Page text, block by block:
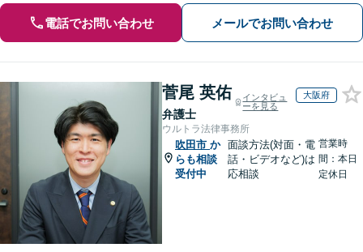
電話でお問い合わせ メールでお問い合わせ
菅尾 英佑
弁護士
インタビュ
ーを見る
大阪府
ウルトラ法律事務所
吹田市 か
らも相談
受付中
面談方法(対面・電
話・ビデオなど)は
応相談
営業時
間：本日
定休日